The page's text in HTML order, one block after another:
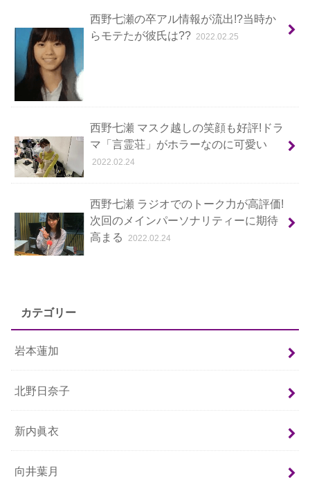
西野七瀬の卒アル情報が流出!?当時か
らモテたが彼氏は??
2022.02.25
西野七瀬 マスク越しの笑顔も好評!ドラ
マ「言霊荘」がホラーなのに可愛い
2022.02.24
西野七瀬 ラジオでのトーク力が高評価!
次回のメインパーソナリティーに期待
高まる
2022.02.24
カテゴリー
岩本蓮加
北野日奈子
新内眞衣
向井葉月